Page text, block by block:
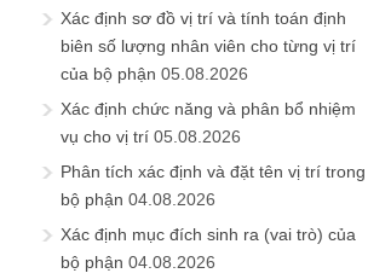
Xác định sơ đồ vị trí và tính toán định
biên số lượng nhân viên cho từng vị trí
của bộ phận 05.08.2026
Xác định chức năng và phân bổ nhiệm
vụ cho vị trí 05.08.2026
Phân tích xác định và đặt tên vị trí trong
bộ phận 04.08.2026
Xác định mục đích sinh ra (vai trò) của
bộ phận 04.08.2026